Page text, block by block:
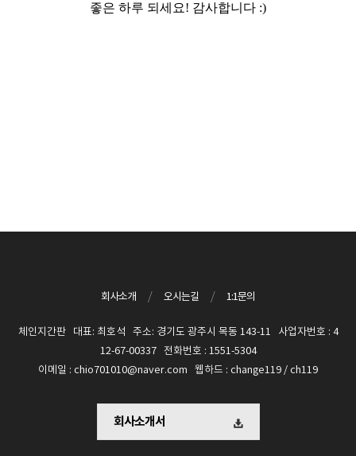
좋은 하루 되세요! 감사합니다 :)
회사소개 / 오시는길 / 1:1문의
체인지간판 대표: 최호석 주소: 경기도 광주시 목동 143-11 사업자번호 : 4
12-67-00337 전화번호 : 1551-5304
이메일 : chio701010@naver.com 웹하드 : change119 / ch119
회사소개서